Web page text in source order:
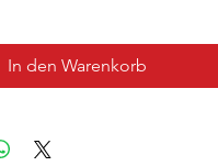
In den Warenkorb